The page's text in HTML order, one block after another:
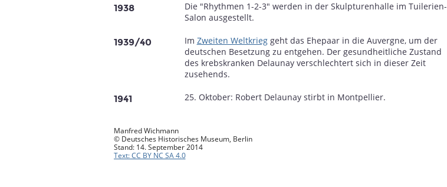
1938
Die "Rhythmen 1-2-3" werden in der Skulpturenhalle im Tuilerien-
Salon ausgestellt.
1939/40 Im Zweiten Weltkrieggeht das Ehepaar in die Auvergne, um der
deutschen Besetzung zu entgehen. Der gesundheitliche Zustand
des krebskranken Delaunay verschlechtert sich in dieser Zeit
zusehends.
1941 25. Oktober: Robert Delaunay stirbt in Montpellier.
Manfred Wichmann
© Deutsches Historisches Museum, Berlin
Stand: 14. September 2014
Text: CC BY NC SA 4.0